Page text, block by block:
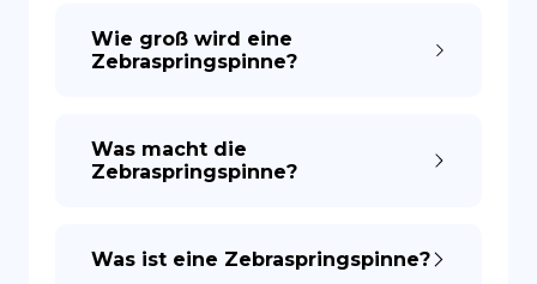
Wie groß wird eine
Zebraspringspinne?
Was macht die
Zebraspringspinne?
Was ist eine Zebraspringspinne?